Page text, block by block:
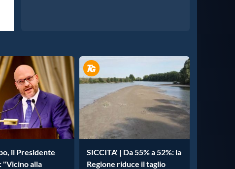
il Presidente
"Vicino alla
SICCITA' | Da 55% a 52%: la
Regione riduce il taglio